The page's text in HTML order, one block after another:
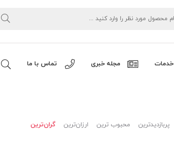
خدمات مجله خبری تماس با ما
پربازدیدترین محبوب ترین ارزان‌ترین گران‌ترین